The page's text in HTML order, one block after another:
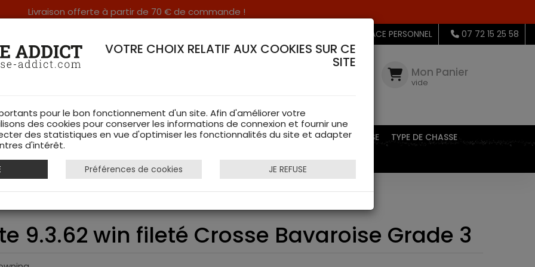
Livraison offerte à partir de 70 € de commande !
DANS LES VOSGES & SUR INTERNET MON ESPACE PERSONNEL 07 72 15 25 58
Mon Panier
vide
DE CHASSE RAYON FEMME CHAUSSURES ACCESSOIRES EQUIPEMENTS DE CHASSE
TYPE DE CHASSE
Bar 4X Elite 9.3.62 win fileté Crosse Bavaroise Grade 3
9.3.62 win fileté Crosse Bavaroise Grade 3
VOTRE CHOIX RELATIF AUX COOKIES SUR CE
SITE
pour le bon fonctionnement d'un site. Afin d'améliorer votre
des cookies pour conserver les informations de connexion et fournir une
des statistiques en vue d'optimiser les fonctionnalités du site et adapter
d'intérêt.
Préférences de cookies JE REFUSE